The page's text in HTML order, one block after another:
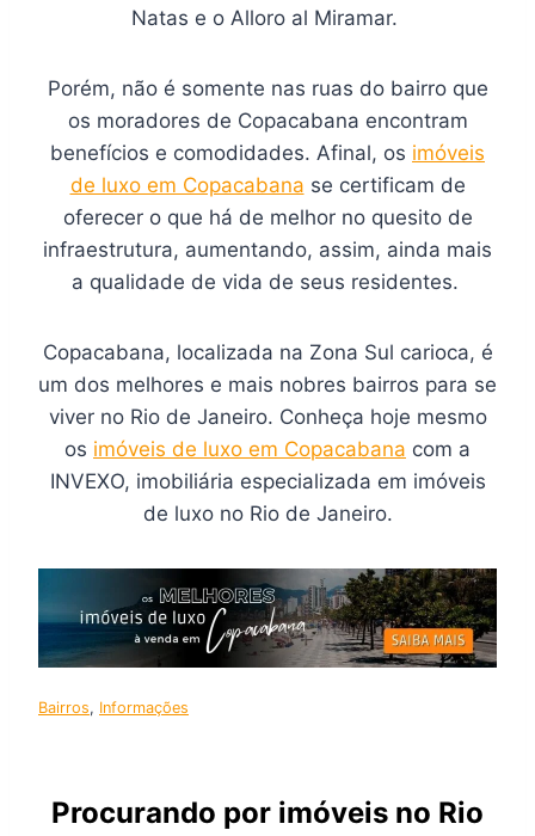
Natas e o Alloro al Miramar.
Porém, não é somente nas ruas do bairro que
os moradores de Copacabana encontram
benefícios e comodidades. Afinal, os imóveis
de luxo em Copacabana se certificam de
oferecer o que há de melhor no quesito de
infraestrutura, aumentando, assim, ainda mais
a qualidade de vida de seus residentes.
Copacabana, localizada na Zona Sul carioca, é
um dos melhores e mais nobres bairros para se
viver no Rio de Janeiro. Conheça hoje mesmo
os imóveis de luxo em Copacabana com a
INVEXO, imobiliária especializada em imóveis
de luxo no Rio de Janeiro.
Bairros, Informações
Procurando por imóveis no Rio